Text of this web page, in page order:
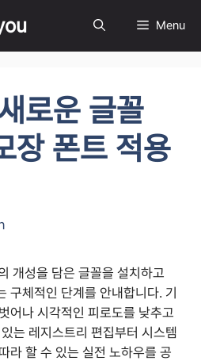
Menu
로운 글꼴
장 폰트 적용
개성을 담은 글꼴을 설치하고
구체적인 단계를 안내합니다. 기
어나 시각적인 피로도를 낮추고
는 레지스트리 편집부터 시스템
라 할 수 있는 실전 노하우를 공